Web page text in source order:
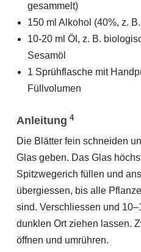
gesammelt)
150 ml Alkohol (40%, z.
10-20 ml Öl, z. B.
Sesamöl
1 Sprühflasche mit
Füllvolumen
Anleitung 4
Die Blätter fein schneiden
Glas geben. Das Glas
Spitzwegerich füllen und
übergiessen, bis alle
sind. Verschliessen und
dunklen Ort ziehen lassen.
öffnen und umrühren.